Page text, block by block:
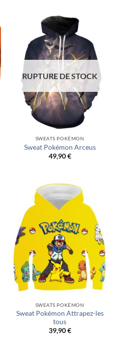
RUPTURE DE STOCK
SWEATS POKÉMON
Sweat Pokémon Arceus
49,90€
SWEATS POKÉMON
Sweat Pokémon Attrapez-les
tous
39,90€